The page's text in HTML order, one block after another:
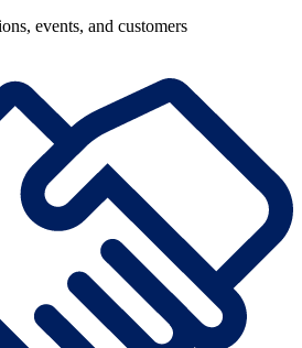
events, and customers